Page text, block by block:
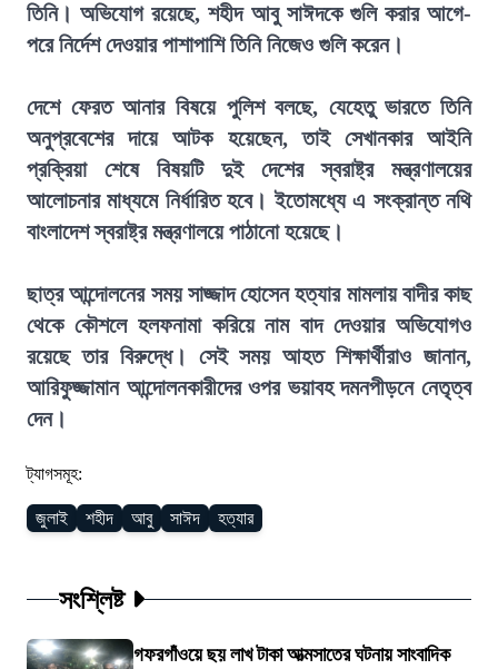
তিনি। অভিযোগ রয়েছে, শহীদ আবু সাঈদকে গুলি করার আগে-
পরে নির্দেশ দেওয়ার পাশাপাশি তিনি নিজেও গুলি করেন।
দেশে ফেরত আনার বিষয়ে পুলিশ বলছে, যেহেতু ভারতে তিনি
অনুপ্রবেশের দায়ে আটক হয়েছেন, তাই সেখানকার আইনি
প্রক্রিয়া শেষে বিষয়টি দুই দেশের স্বরাষ্ট্র মন্ত্রণালয়ের
আলোচনার মাধ্যমে নির্ধারিত হবে। ইতোমধ্যে এ সংক্রান্ত নথি
বাংলাদেশ স্বরাষ্ট্র মন্ত্রণালয়ে পাঠানো হয়েছে।
ছাত্র আন্দোলনের সময় সাজ্জাদ হোসেন হত্যার মামলায় বাদীর কাছ
থেকে কৌশলে হলফনামা করিয়ে নাম বাদ দেওয়ার অভিযোগও
রয়েছে তার বিরুদ্ধে। সেই সময় আহত শিক্ষার্থীরাও জানান,
আরিফুজ্জামান আন্দোলনকারীদের ওপর ভয়াবহ দমনপীড়নে নেতৃত্ব
দেন।
ট্যাগসমূহ:
জুলাই শহীদ আবু সাঈদ হত্যার
সংশ্লিষ্ট
গফরগাঁওয়ে ছয় লাখ টাকা আত্মসাতের ঘটনায় সাংবাদিক